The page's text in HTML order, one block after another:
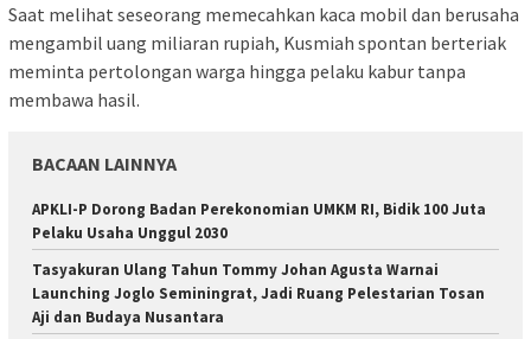
Saat melihat seseorang memecahkan kaca mobil dan berusaha
mengambil uang miliaran rupiah, Kusmiah spontan berteriak
meminta pertolongan warga hingga pelaku kabur tanpa
membawa hasil.
BACAAN LAINNYA
APKLI-P Dorong Badan Perekonomian UMKM RI, Bidik 100 Juta
Pelaku Usaha Unggul 2030
Tasyakuran Ulang Tahun Tommy Johan Agusta Warnai
Launching Joglo Seminingrat, Jadi Ruang Pelestarian Tosan
Aji dan Budaya Nusantara